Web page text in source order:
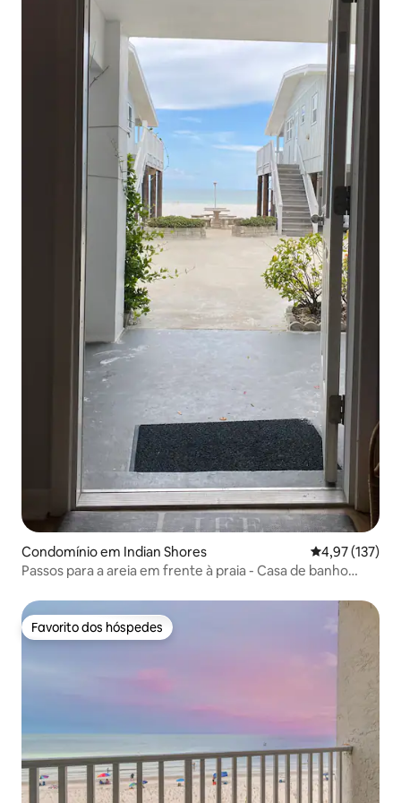
Condomínio em Indian Shores Classificação
4,97 (137)
Passos para a areia em frente à praia - Casa de banho
Favorito dos hóspedes
Favorito dos hóspedes